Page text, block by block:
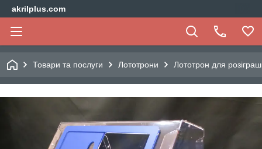
akrilplus.com
Товари та послуги Лототрони Лототрон для